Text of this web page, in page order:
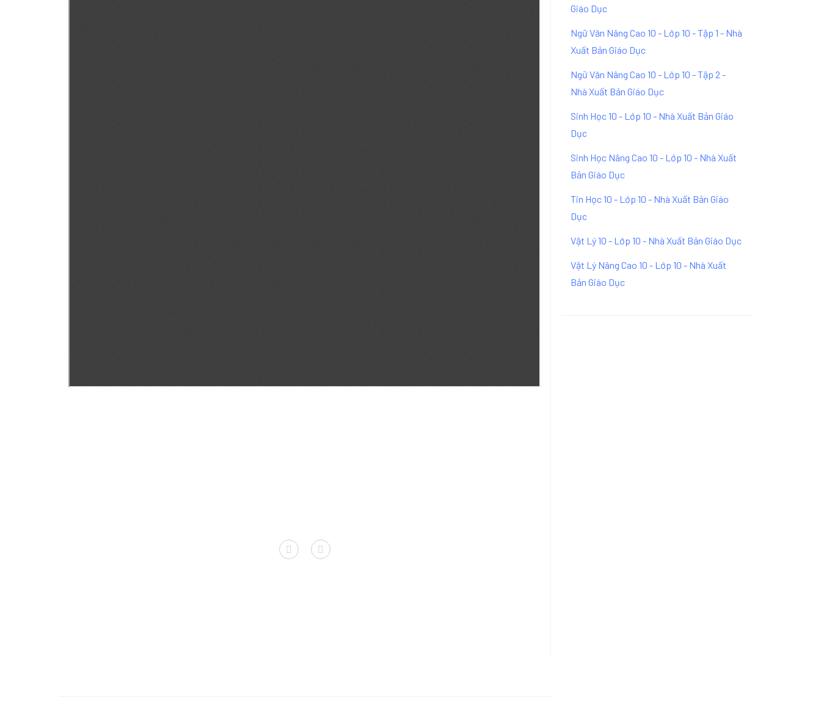
Giáo Dục
Ngữ Văn Nâng Cao 10 - Lớp 10 - Tập 1 - Nhà
Xuất Bản Giáo Dục
Ngữ Văn Nâng Cao 10 - Lớp 10 - Tập 2 -
Nhà Xuất Bản Giáo Dục
Sinh Học 10 - Lớp 10 - Nhà Xuất Bản Giáo
Dục
Sinh Học Nâng Cao 10 - Lớp 10 - Nhà Xuất
Bản Giáo Dục
Tin Học 10 - Lớp 10 - Nhà Xuất Bản Giáo
Dục
Vật Lý 10 - Lớp 10 - Nhà Xuất Bản Giáo Dục
Vật Lý Nâng Cao 10 - Lớp 10 - Nhà Xuất
Bản Giáo Dục